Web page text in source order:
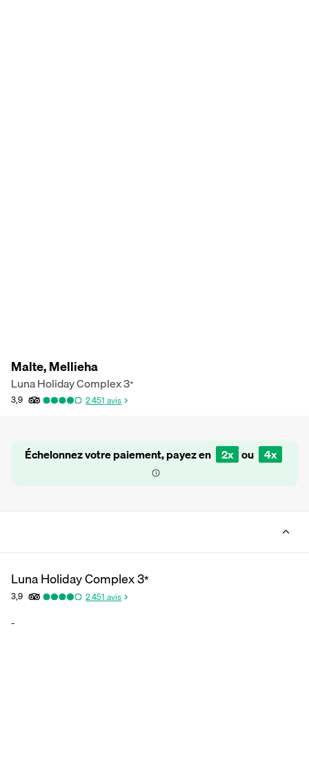
Malte, Mellieha
Luna Holiday Complex3*
3,9 2 451 avis
Échelonnez votre paiement, payez en 2x ou 4x
Luna Holiday Complex3*
3,9 2 451 avis
-